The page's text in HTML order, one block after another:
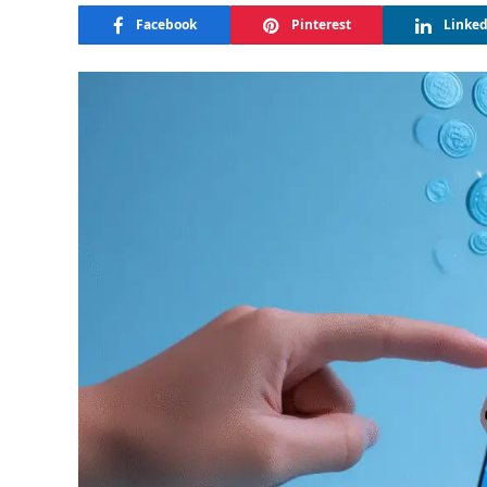
Facebook Pinterest